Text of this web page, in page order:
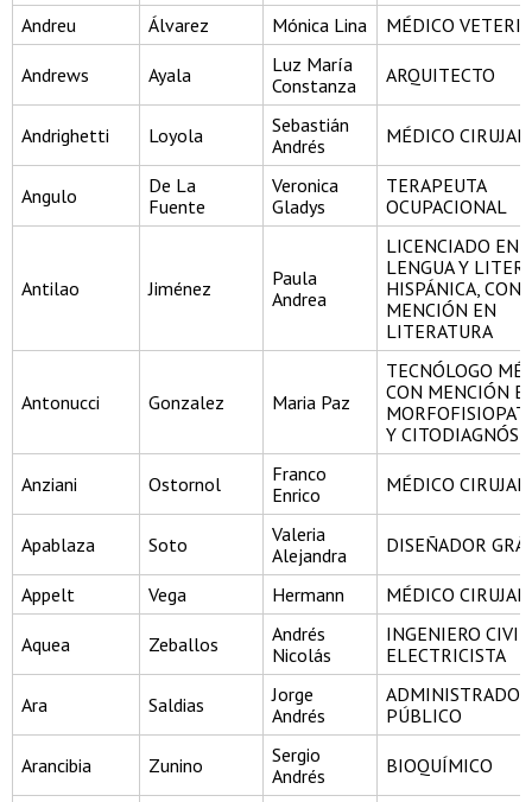
Andreu
Álvarez Mónica Lina MÉDICO
Andrews Ayala
Luz María
Constanza
ARQUITECTO
Andrighetti Loyola
Sebastián
Andrés
MÉDICO
Angulo
De La
Fuente
Veronica
Gladys
TERAPEUTA
OCUPACIONAL
Antilao Jiménez
Paula
Andrea
LICENCIADO EN
LENGUA Y
HISPÁNICA, CON
MENCIÓN EN
LITERATURA
Antonucci Gonzalez Maria Paz
TECNÓLOGO
CON MENCIÓN
Y
Anziani Ostornol
Franco
Enrico
MÉDICO
Apablaza Soto
Valeria
Alejandra
DISEÑADOR
Appelt Vega Hermann MÉDICO
Aquea Zeballos
Andrés
Nicolás
INGENIERO CIVIL
ELECTRICISTA
Ara Saldias
Jorge
Andrés
ADMINISTRADOR
PÚBLICO
Arancibia Zunino
Sergio
Andrés
BIOQUÍMICO